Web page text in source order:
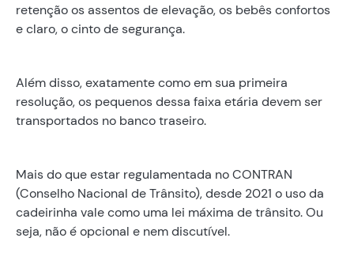
retenção os assentos de elevação, os bebês confortos
e claro, o cinto de segurança.
Além disso, exatamente como em sua primeira
resolução, os pequenos dessa faixa etária devem ser
transportados no banco traseiro.
Mais do que estar regulamentada no CONTRAN
(Conselho Nacional de Trânsito), desde 2021 o uso da
cadeirinha vale como uma lei máxima de trânsito. Ou
seja, não é opcional e nem discutível.